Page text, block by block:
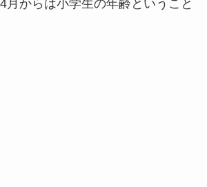
月からは小学生の年齢ということ